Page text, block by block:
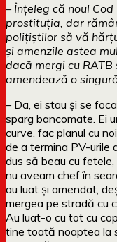
– Înțeleg că noul
prostituția, dar
polițiștilor să vă
și amenzile astea
dacă mergi cu
amendează o
– Da, ei stau și se
sparg bancomate. Ei
curve, fac planul cu
de a termina PV-urile
dus să beau cu
nu aveam chef în
au luat și amendat,
mergea pe stradă cu
Au luat-o cu tot cu
tine toată noaptea la